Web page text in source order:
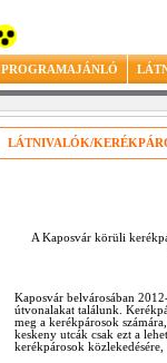
PROGRAMAJÁNLÓ
LÁTNIVALÓK/
A Kaposvár körüli
Kaposvár belvárosában
útvonalakat találunk.
meg a kerékpárosok
keskeny utcák csak ezt a
kerékpárosok